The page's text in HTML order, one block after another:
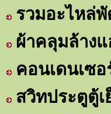
รวมอะไหล่
ผ้าคลุมล้าง
คอนเดนเซ
สวิทประตูตู้เ